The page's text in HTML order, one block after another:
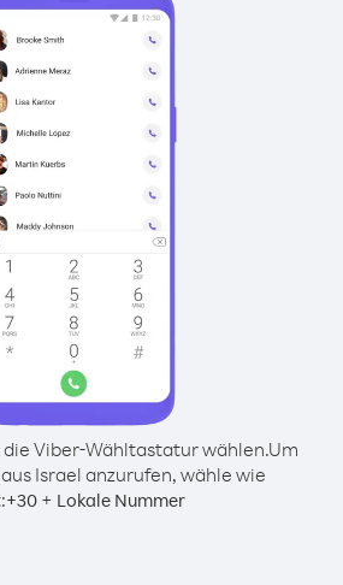
Viber-Wähltastatur wählen.Um
Israel anzurufen, wähle wie
+30 + Lokale Nummer